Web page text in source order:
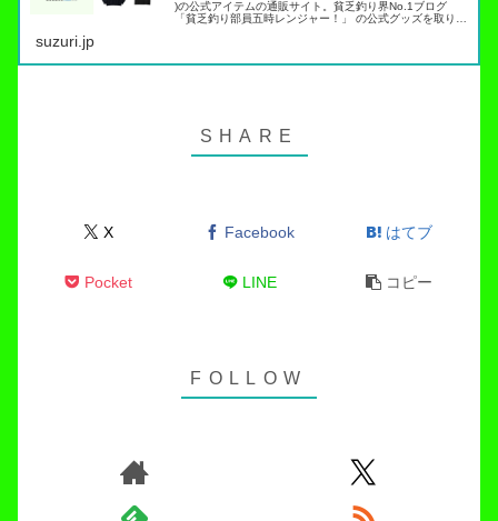
)の公式アイテムの通販サイト。貧乏釣り界No.1ブログ
「貧乏釣り部員五時レンジャー！」 の公式グッズを取り扱
suzuri.jp
X Facebook はてブ
Pocket LINE コピー